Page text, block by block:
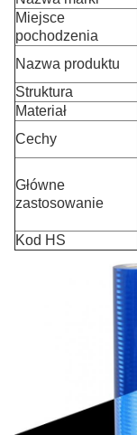
Miejsce
pochodzenia
Nazwa produktu
Struktura
Materiał
Cechy
Główne
zastosowanie
Kod HS